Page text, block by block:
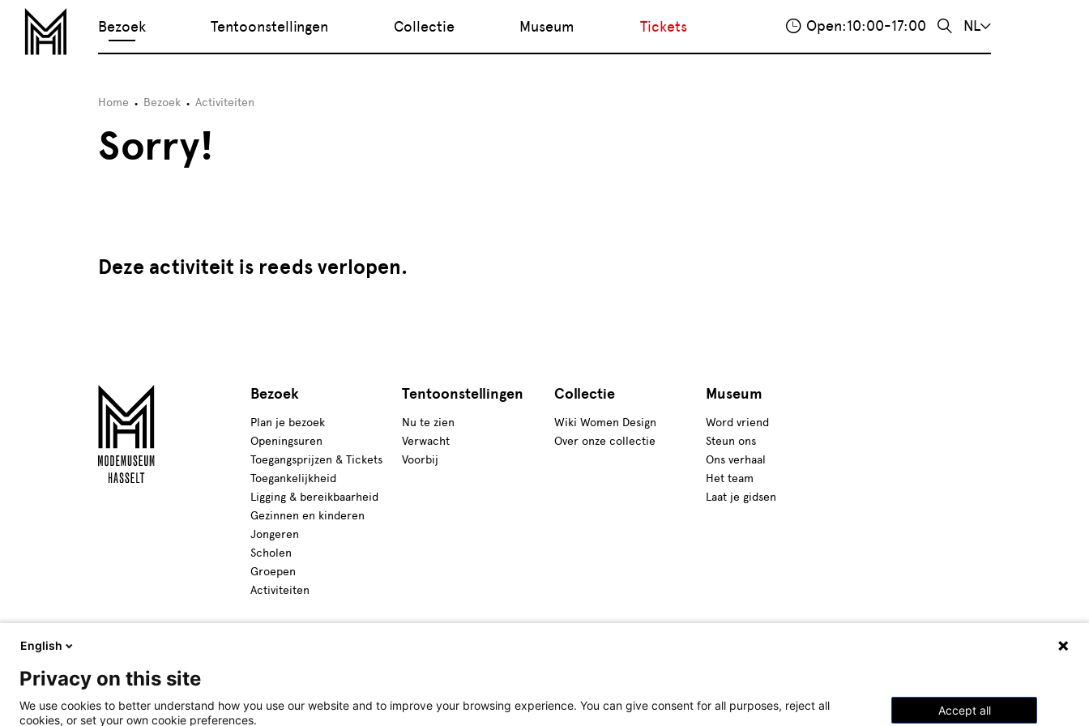
Bezoek Tentoonstellingen Collectie Museum Tickets Open:10:00-17:00 NL
Home Bezoek Activiteiten
Sorry!
Deze activiteit is reeds verlopen.
Bezoek
Plan je bezoek
Openingsuren
Toegangsprijzen & Tickets
Toegankelijkheid
Ligging & bereikbaarheid
Gezinnen en kinderen
Jongeren
Scholen
Groepen
Activiteiten
Tentoonstellingen
Nu te zien
Verwacht
Voorbij
Collectie
Wiki Women Design
Over onze collectie
Museum
Word vriend
Steun ons
Ons verhaal
Het team
Laat je gidsen
English
Privacy on this site
We use cookies to better understand how you use our website and to improve your browsing experience. You can give consent for all purposes, reject all
cookies, or set your own cookie preferences.
Accept all